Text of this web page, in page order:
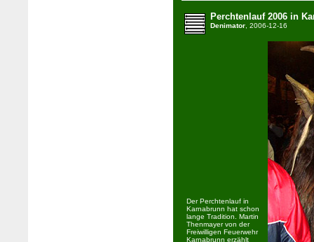
Perchtenlauf 2006 in
Denimator, 2006-12-16
Der Perchtenlauf in
Karnabrunn hat schon
lange Tradition. Martin
Thenmayer von der
Freiwilligen Feuerwehr
Karnabrunn erzählt